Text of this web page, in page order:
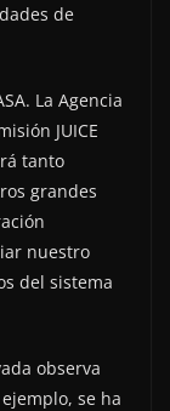
de
La Agencia
JUICE
tanto
grandes
nuestro
del sistema
observa
se ha